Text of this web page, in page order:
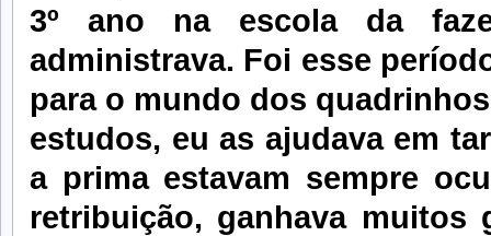
3º ano na escola da
administrava. Foi esse
para o mundo dos
estudos, eu as ajudava em
a prima estavam sempre
retribuição, ganhava